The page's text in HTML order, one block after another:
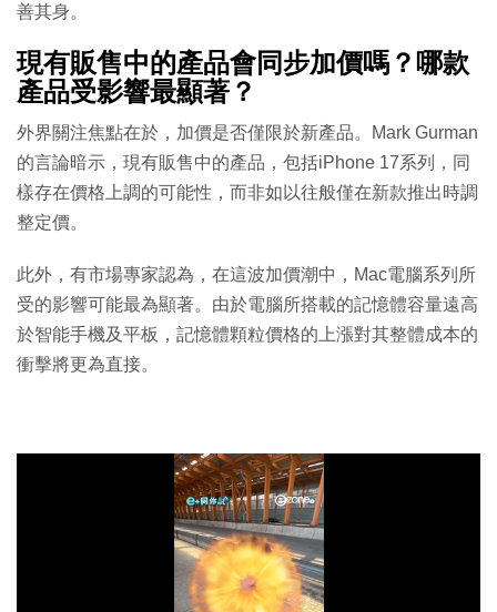
善其身。
現有販售中的產品會同步加價嗎？哪款
產品受影響最顯著？
外界關注焦點在於，加價是否僅限於新產品。Mark Gurman
的言論暗示，現有販售中的產品，包括iPhone 17系列，同
樣存在價格上調的可能性，而非如以往般僅在新款推出時調
整定價。
此外，有市場專家認為，在這波加價潮中，Mac電腦系列所
受的影響可能最為顯著。由於電腦所搭載的記憶體容量遠高
於智能手機及平板，記憶體顆粒價格的上漲對其整體成本的
衝擊將更為直接。